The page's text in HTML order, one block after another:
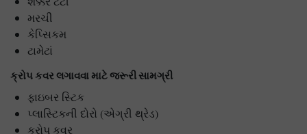
મરચી
કેપ્સિકમ
ટામેટાં
ક્રોપ કવર લગાવવા માટે જરૂરી સામગ્રી
ફાઇબર સ્ટિક
પ્લાસ્ટિકની દોરો (એગ્રી થ્રેડ)
ક્રોપ કવર